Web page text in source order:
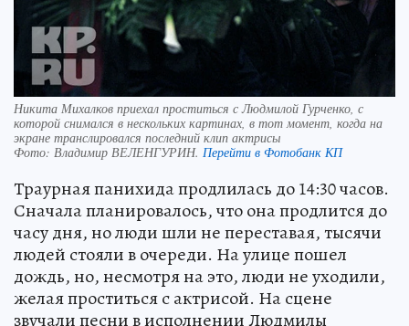
Никита Михалков приехал проститься с Людмилой Гурченко, с
которой снимался в нескольких картинах, в тот момент, когда на
экране транслировался последний клип актрисы
Фото: Владимир ВЕЛЕНГУРИН. Перейти в Фотобанк КП
Траурная панихида продлилась до 14:30 часов.
Сначала планировалось, что она продлится до
часу дня, но люди шли не переставая, тысячи
людей стояли в очереди. На улице пошел
дождь, но, несмотря на это, люди не уходили,
желая проститься с актрисой. На сцене
звучали песни в исполнении Людмилы